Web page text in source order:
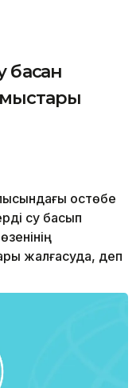
Қостөбе
су басып
жалғасуда, деп